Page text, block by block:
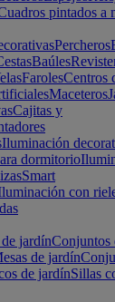
pintados a
Percheros
Baúles
FarolesCentros
Maceteros
Cajitas y
Iluminación
dormitorio
Smart
con
de jardínConjuntos
de jardín
de jardínSillas